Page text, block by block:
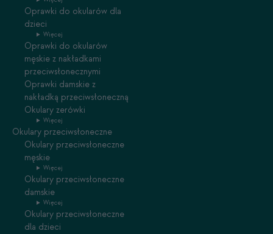
Oprawki do okularów dla
dzieci
Więcej
Oprawki do okularów
męskie z nakładkami
przeciwsłonecznymi
Oprawki damskie z
nakładką przeciwsłoneczną
Okulary zerówki
Więcej
Okulary przeciwsłoneczne
Okulary przeciwsłoneczne
męskie
Więcej
Okulary przeciwsłoneczne
damskie
Więcej
Okulary przeciwsłoneczne
dla dzieci